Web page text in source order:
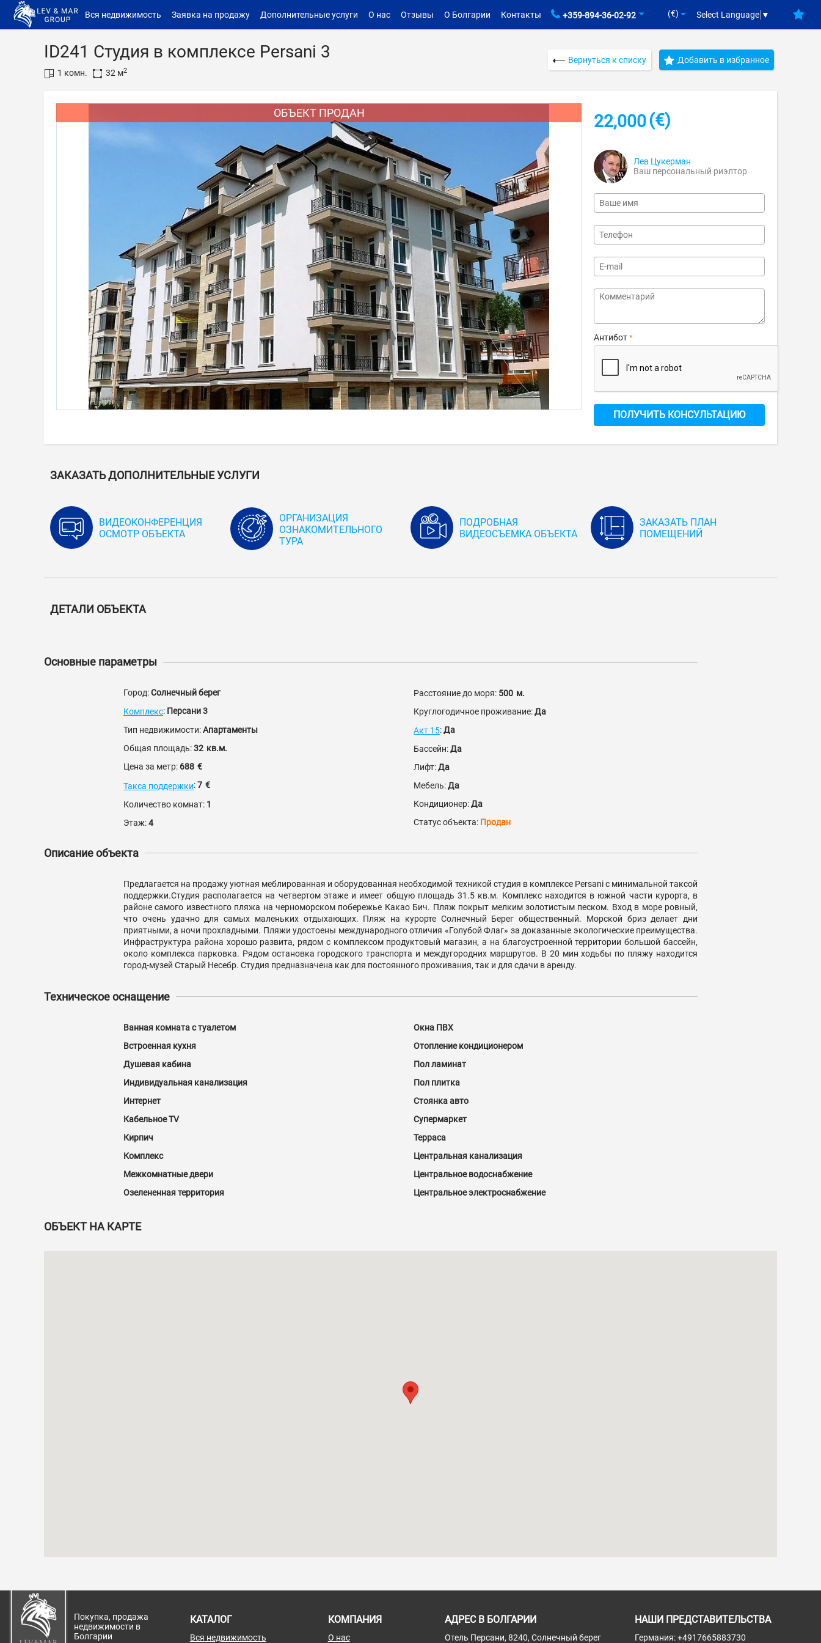
Вся недвижимость Заявка на продажу Дополнительные услуги О нас Отзывы О Болгарии Контакты +359-894-36-02-92 (€) Select Language ▼
ID241 Студия в комплексе Persani 3
1 комн. 32 м2
Вернуться к списку Добавить в избранное
ОБЪЕКТ ПРОДАН 22,000(€)
Лев Цукерман
Ваш персональный риэлтор
Антибот
ПОЛУЧИТЬ КОНСУЛЬТАЦИЮ
ЗАКАЗАТЬ ДОПОЛНИТЕЛЬНЫЕ УСЛУГИ
ВИДЕОКОНФЕРЕНЦИЯ
ОСМОТР ОБЪЕКТА
ОРГАНИЗАЦИЯ
ОЗНАКОМИТЕЛЬНОГО
ТУРА
ПОДРОБНАЯ
ВИДЕОСЪЕМКА ОБЪЕКТА
ЗАКАЗАТЬ ПЛАН
ПОМЕЩЕНИЙ
ДЕТАЛИ ОБЪЕКТА
Основные параметры
Город:Солнечный берег
Комплекс: Персани 3
Тип недвижимости:Апартаменты
Общая площадь:32 кв.м.
Цена за метр: 688 €
Такса поддержки:7 €
Количество комнат: 1
Этаж:4
Расстояние до моря: 500 м.
Круглогодичное проживание:Да
Акт 15:Да
Бассейн:Да
Лифт:Да
Мебель:Да
Кондиционер:Да
Статус объекта: Продан
Описание объекта
Предлагается на продажу уютная меблированная и оборудованная необходимой техникой студия в комплексе Persani с минимальной таксой
поддержки.Студия располагается на четвертом этаже и имеет общую площадь 31.5 кв.м. Комплекс находится в южной части курорта, в
районе самого известного пляжа на черноморском побережье Какао Бич. Пляж покрыт мелким золотистым песком. Вход в море ровный,
что очень удачно для самых маленьких отдыхающих. Пляж на курорте Солнечный Берег общественный. Морской бриз делает дни
приятными, а ночи прохладными. Пляжи удостоены международного отличия «Голубой Флаг» за доказанные экологические преимущества.
Инфраструктура района хорошо развита, рядом с комплексом продуктовый магазин, а на благоустроенной территории большой бассейн,
около комплекса парковка. Рядом остановка городского транспорта и междугородних маршрутов. В 20 мин ходьбы по пляжу находится
город-музей Старый Несебр. Студия предназначена как для постоянного проживания, так и для сдачи в аренду.
Техническое оснащение
Ванная комната с туалетом
Встроенная кухня
Душевая кабина
Индивидуальная канализация
Интернет
Кабельное TV
Кирпич
Комплекс
Межкомнатные двери
Озелененная территория
Окна ПВХ
Отопление кондиционером
Пол ламинат
Пол плитка
Стоянка авто
Супермаркет
Терраса
Центральная канализация
Центральное водоснабжение
Центральное электроснабжение
ОБЪЕКТ НА КАРТЕ
Покупка, продажа
недвижимости в
Болгарии
КАТАЛОГ
Вся недвижимость
КОМПАНИЯ
О нас
АДРЕС В БОЛГАРИИ
Отель Персани, 8240, Солнечный берег
НАШИ ПРЕДСТАВИТЕЛЬСТВА
Германия:+4917665883730